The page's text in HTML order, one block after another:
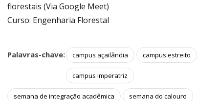
florestais (Via Google Meet)
Curso: Engenharia Florestal
Palavras-chave: campus açailândia campus estreito
campus imperatriz
semana de integração acadêmica semana do calouro